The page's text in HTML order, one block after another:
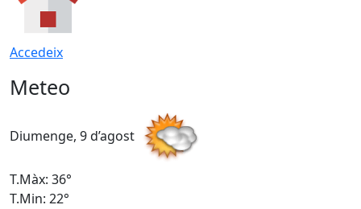
Accedeix
Meteo
Diumenge, 9 d’agost
T.Màx: 36°
T.Min: 22°